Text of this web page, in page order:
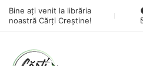
Bine ați venit la librăria
noastră Cărți Creștine!